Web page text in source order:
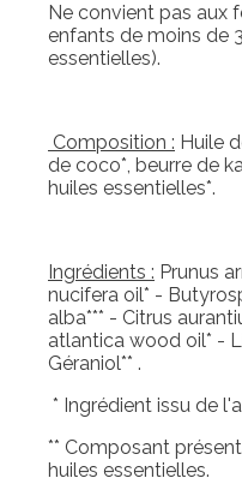
Ne convient pas aux
enfants de moins de
essentielles).
Composition : Huile
de coco*, beurre de
huiles essentielles*.
Ingrédients : Prunus
nucifera oil* -
alba*** - Citrus
atlantica wood oil* -
Géraniol** .
* Ingrédient issu de
** Composant
huiles essentielles.